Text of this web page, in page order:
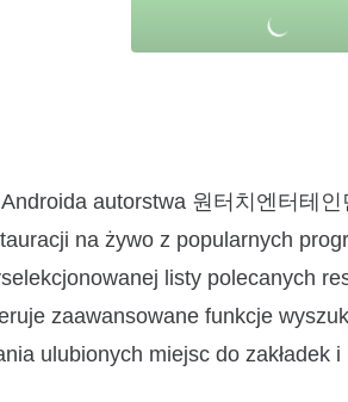
autorstwa 원터치엔터테인
na żywo z popularnych
listy polecanych
zaawansowane funkcje
ulubionych miejsc do zakładek i